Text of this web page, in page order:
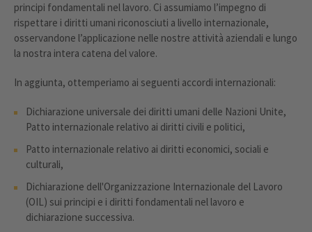
principi fondamentali nel lavoro. Ci assumiamo l’impegno di
rispettare i diritti umani riconosciuti a livello internazionale,
osservandone l’applicazione nelle nostre attività aziendali e lungo
la nostra intera catena del valore.
In aggiunta, ottemperiamo ai seguenti accordi internazionali:
Dichiarazione universale dei diritti umani delle Nazioni Unite,
Patto internazionale relativo ai diritti civili e politici,
Patto internazionale relativo ai diritti economici, sociali e
culturali,
Dichiarazione dell'Organizzazione Internazionale del Lavoro
(OIL) sui principi e i diritti fondamentali nel lavoro e
dichiarazione successiva.